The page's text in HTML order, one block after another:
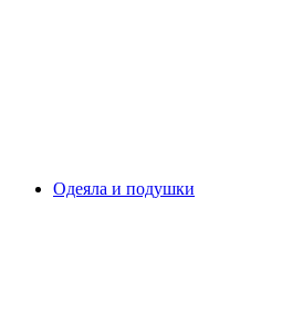
Одеяла и подушки